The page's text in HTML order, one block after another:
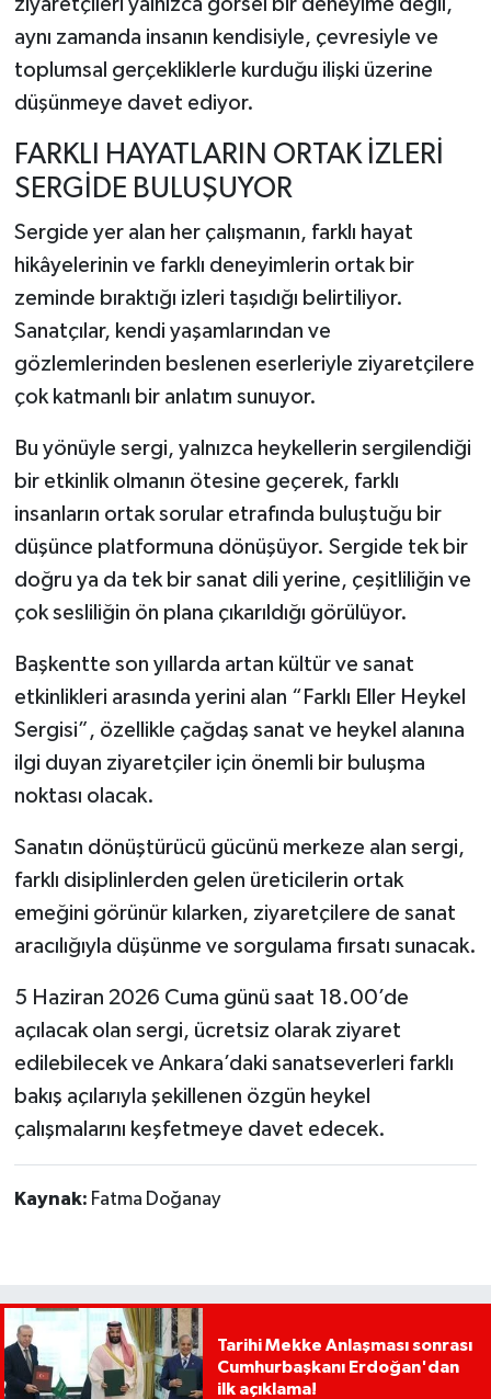
ziyaretçileri yalnızca görsel bir deneyime değil,
aynı zamanda insanın kendisiyle, çevresiyle ve
toplumsal gerçekliklerle kurduğu ilişki üzerine
düşünmeye davet ediyor.
FARKLI HAYATLARIN ORTAK İZLERİ
SERGİDE BULUŞUYOR
Sergide yer alan her çalışmanın, farklı hayat
hikâyelerinin ve farklı deneyimlerin ortak bir
zeminde bıraktığı izleri taşıdığı belirtiliyor.
Sanatçılar, kendi yaşamlarından ve
gözlemlerinden beslenen eserleriyle ziyaretçilere
çok katmanlı bir anlatım sunuyor.
Bu yönüyle sergi, yalnızca heykellerin sergilendiği
bir etkinlik olmanın ötesine geçerek, farklı
insanların ortak sorular etrafında buluştuğu bir
düşünce platformuna dönüşüyor. Sergide tek bir
doğru ya da tek bir sanat dili yerine, çeşitliliğin ve
çok sesliliğin ön plana çıkarıldığı görülüyor.
Başkentte son yıllarda artan kültür ve sanat
etkinlikleri arasında yerini alan “Farklı Eller Heykel
Sergisi”, özellikle çağdaş sanat ve heykel alanına
ilgi duyan ziyaretçiler için önemli bir buluşma
noktası olacak.
Sanatın dönüştürücü gücünü merkeze alan sergi,
farklı disiplinlerden gelen üreticilerin ortak
emeğini görünür kılarken, ziyaretçilere de sanat
aracılığıyla düşünme ve sorgulama fırsatı sunacak.
5 Haziran 2026 Cuma günü saat 18.00’de
açılacak olan sergi, ücretsiz olarak ziyaret
edilebilecek ve Ankara’daki sanatseverleri farklı
bakış açılarıyla şekillenen özgün heykel
çalışmalarını keşfetmeye davet edecek.
Kaynak: Fatma Doğanay
Tarihi Mekke Anlaşması sonrası
Cumhurbaşkanı Erdoğan'dan
ilk açıklama!